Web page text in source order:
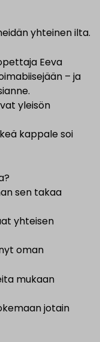
yhteinen ilta.
Eeva
– ja
yleisön
kappale soi
sen takaa
yhteisen
oman
mukaan
jotain